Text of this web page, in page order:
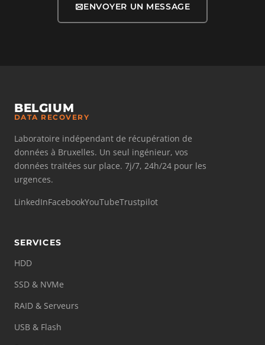
ENVOYER UN MESSAGE
BELGIUM
DATA RECOVERY
Laboratoire indépendant de récupération de
données à Bruxelles. Un seul ingénieur, vos
données traitées sur place. 7j/7, 24h/24 pour les
urgences.
LinkedInFacebookYouTubeTrustpilot
SERVICES
HDD
SSD & NVMe
RAID & Serveurs
USB & Flash